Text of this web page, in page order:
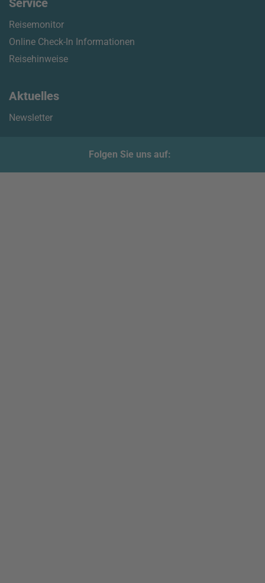
Service
Reisemonitor
Online Check-In Informationen
Reisehinweise
Aktuelles
Newsletter
Folgen Sie uns auf: